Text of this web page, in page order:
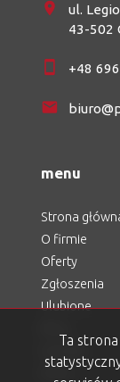
ul.
43-502
+48
menu
Strona
O firmie
Oferty
Zgłoszenia
Ulubione
Rodo
Ta